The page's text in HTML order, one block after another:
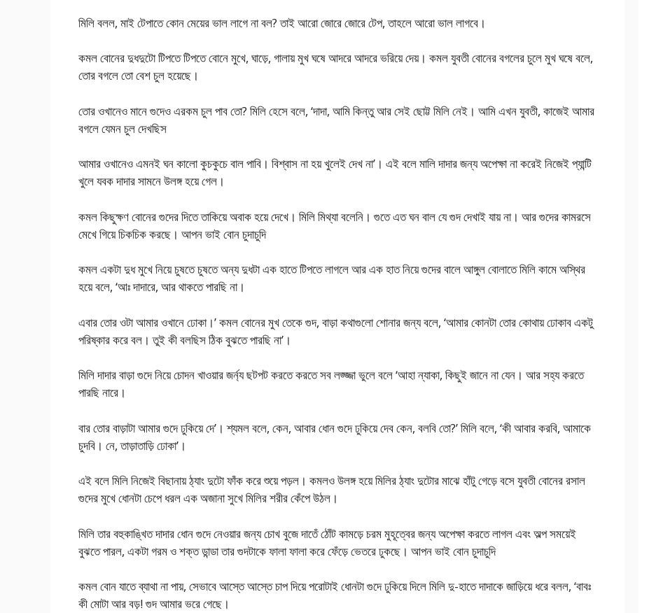
মিলি বলল, মাই টেপাতে কোন মেয়ের ভাল লাগে না বল? তাই আরো জোরে জোরে টেপ, তাহলে আরো ভাল লাগবে।
কমল বোনের দুধদুটো টিপতে টিপতে বোনে মুখে, ঘাড়ে, গালায় মুখ ঘষে আদরে আদরে ভরিয়ে দেয়। কমল যুবতী বোনের বগলের চুলে মুখ ঘষে বলে,
তোর বগলে তো বেশ চুল হয়েছে।
তোর ওখানেও মানে গুদেও এরকম চুল পাব তো? মিলি হেসে বলে, ‘দাদা, আমি কিন্তু আর সেই ছোট্ট মিলি নেই। আমি এখন যুবতী, কাজেই আমার
বগলে যেমন চুল দেখছিস
আমার ওখানেও এমনই ঘন কালো কুচকুচে বাল পাবি। বিশ্বাস না হয় খুলেই দেখ না’। এই বলে মালি দাদার জন্য অপেক্ষা না করেই নিজেই প্যান্টি
খুলে যবক দাদার সামনে উলঙ্গ হয়ে গেল।
কমল কিছুক্ষণ বোনের গুদের দিতে তাকিয়ে অবাক হয়ে দেখে। মিলি মিথ্যা বলেনি। গুতে এত ঘন বাল যে গুদ দেখাই যায় না। আর গুদের কামরসে
মেখে গিয়ে চিকচিক করছে। আপন ভাই বোন চুদাচুদি
কমল একটা দুধ মুখে নিয়ে চুষতে চুষতে অন্য দুধটা এক হাতে টিপতে লাগলে আর এক হাত নিয়ে গুদের বালে আঙ্গুল বোলাতে মিলি কামে অস্থির
হয়ে বলে, ‘আঃ দাদারে, আর থাকতে পারছি না।
এবার তোর ওটা আমার ওখানে ঢোকা।’ কমল বোনের মুখ তেকে গুদ, বাড়া কথাগুলো শোনার জন্য বলে, ‘আমার কোনটা তোর কোথায় ঢোকাব একটু
পরিষ্কার করে বল। তুই কী বলছিস ঠিক বুঝতে পারছি না’।
মিলি দাদার বাড়া গুদে নিয়ে চোদন খাওয়ার জর্ন্য ছটপট করতে করতে সব লজ্জ্জা ভুলে বলে ‘আহা ন্যাকা, কিছুই জানে না যেন। আর সহ্য করতে
পারছি নারে।
বার তোর বাড়াটা আমার গুদে ঢুকিয়ে দে’। শ্যমল বলে, কেন, আবার ধোন গুদে ঢুকিয়ে দেব কেন, বলবি তো?’ মিলি বলে, ‘কী আবার করবি, আমাকে
চুদবি। নে, তাড়াতাড়ি ঢোকা’।
এই বলে মিলি নিজেই বিছানায় ঠ্যাং দুটো ফাঁক করে শুয়ে পড়ল। কমলও উলঙ্গ হয়ে মিলির ঠ্যাং দুটোর মাঝে হাঁটু গেড়ে বসে যুবতী বোনের রসাল
গুদের মুখে ধোনটা চেপে ধরল এক অজানা সুখে মিলির শরীর কেঁপে উঠল।
মিলি তার বহুকাঙ্খিত দাদার ধোন গুদে নেওয়ার জন্য চোখ বুজে দাতেঁ ঠোঁট কামড়ে চরম মুহূত্বের জন্য অপেক্ষা করতে লাগল এবং অল্প সময়েই
বুঝতে পারল, একটা গরম ও শক্ত ডান্ডা তার গুদটাকে ফালা ফালা করে ফেঁড়ে ভেতরে ঢুকছে। আপন ভাই বোন চুদাচুদি
কমল বোন যাতে ব্যাথা না পায়, সেভাবে আস্তে আস্তে চাপ দিয়ে পরোটাই ধোনটা গুদে ঢুকিয়ে দিলে মিলি দু-হাতে দাদাকে জাড়িয়ে ধরে বলল, ‘বাবঃ
কী মোটা আর বড়! গুদ আমার ভরে গেছে।